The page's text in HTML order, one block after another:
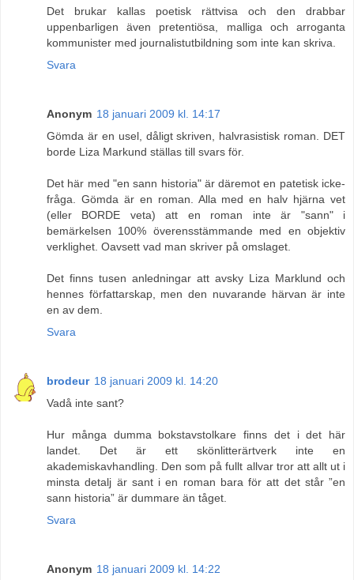
Det brukar kallas poetisk rättvisa och den drabbar
uppenbarligen även pretentiösa, malliga och arroganta
kommunister med journalistutbildning som inte kan skriva.
Svara
Anonym 18 januari 2009 kl. 14:17
Gömda är en usel, dåligt skriven, halvrasistisk roman. DET
borde Liza Markund ställas till svars för.
Det här med "en sann historia" är däremot en patetisk icke-
fråga. Gömda är en roman. Alla med en halv hjärna vet
(eller BORDE veta) att en roman inte är "sann" i
bemärkelsen 100% överensstämmande med en objektiv
verklighet. Oavsett vad man skriver på omslaget.
Det finns tusen anledningar att avsky Liza Marklund och
hennes författarskap, men den nuvarande härvan är inte
en av dem.
Svara
brodeur 18 januari 2009 kl. 14:20
Vadå inte sant?
Hur många dumma bokstavstolkare finns det i det här
landet. Det är ett skönlitterärtverk inte en
akademiskavhandling. Den som på fullt allvar tror att allt ut i
minsta detalj är sant i en roman bara för att det står ”en
sann historia” är dummare än tåget.
Svara
Anonym 18 januari 2009 kl. 14:22